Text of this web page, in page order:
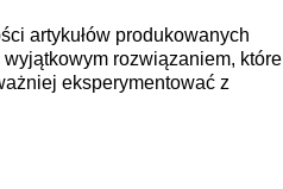
artykułów produkowanych
rozwiązaniem, które
eksperymentować z